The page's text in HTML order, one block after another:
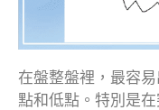
在盤整盤裡，最容
點和低點。特別是